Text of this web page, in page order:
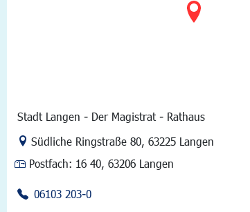
Stadt Langen - Der Magistrat - Rathaus
Link zur Google-Maps Navigation
Südliche Ringstraße 80, 63225 Langen
Postfach: 16 40, 63206 Langen
06103 203-0